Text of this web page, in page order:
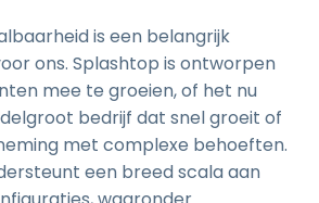
is een belangrijk
ons. Splashtop is ontworpen
mee te groeien, of het nu
bedrijf dat snel groeit of
met complexe behoeften.
een breed scala aan